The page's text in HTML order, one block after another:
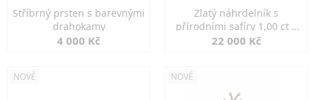
Stříbrný prsten s barevnými
drahokamy
4 000 Kč
Zlatý náhrdelník s
přírodními safíry 1,00 ct a
diamanty
22 000 Kč
NOVÉ NOVÉ